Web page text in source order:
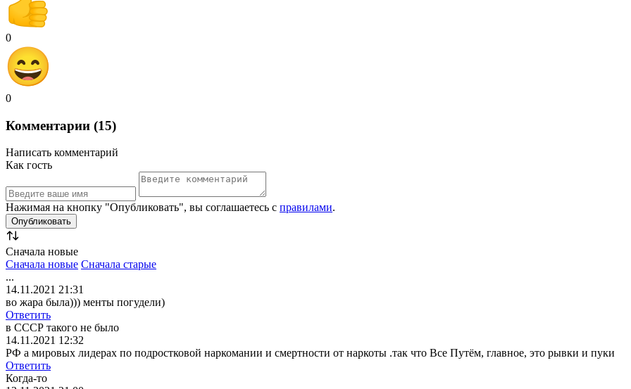
0
0
Комментарии (15)
Написать комментарий
Как гость
Нажимая на кнопку "Опубликовать", вы соглашаетесь с правилами.
Сначала новые
Сначала новые Сначала старые
...
14.11.2021 21:31
во жара была))) менты погудели)
Ответить
в СССР такого не было
14.11.2021 12:32
РФ а мировых лидерах по подростковой наркомании и смертности от наркоты .так что Все Путём, главное, это рывки и пуки
Ответить
Когда-то